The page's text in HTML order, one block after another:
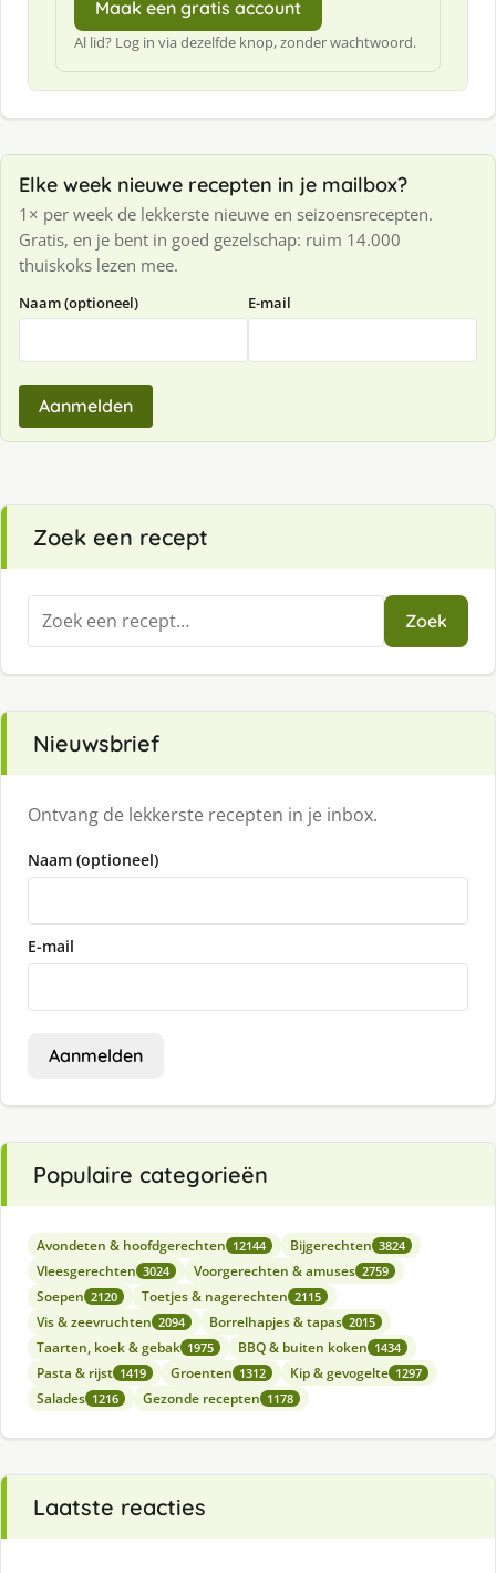
Maak een gratis account
Al lid? Log in via dezelfde knop, zonder wachtwoord.
Elke week nieuwe recepten in je mailbox?
1× per week de lekkerste nieuwe en seizoensrecepten.
Gratis, en je bent in goed gezelschap: ruim 14.000
thuiskoks lezen mee.
Naam (optioneel) E-mail
Aanmelden
Zoek een recept
Zoeken
naar:
Zoek
Nieuwsbrief
Ontvang de lekkerste recepten in je inbox.
Naam (optioneel)
E-mail
Aanmelden
Populaire categorieën
Avondeten & hoofdgerechten 12144 Bijgerechten 3824
Vleesgerechten 3024 Voorgerechten & amuses 2759
Soepen 2120 Toetjes & nagerechten 2115
Vis & zeevruchten 2094 Borrelhapjes & tapas 2015
Taarten, koek & gebak 1975 BBQ & buiten koken 1434
Pasta & rijst 1419 Groenten 1312 Kip & gevogelte 1297
Salades 1216 Gezonde recepten 1178
Laatste reacties